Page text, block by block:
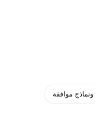
ونماذج موافقة